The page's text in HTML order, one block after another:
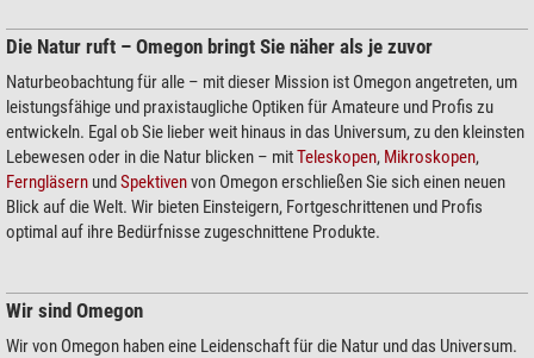
Die Natur ruft – Omegon bringt Sie näher als je zuvor
Naturbeobachtung für alle – mit dieser Mission ist Omegon angetreten, um
leistungsfähige und praxistaugliche Optiken für Amateure und Profis zu
entwickeln. Egal ob Sie lieber weit hinaus in das Universum, zu den kleinsten
Lebewesen oder in die Natur blicken – mitTeleskopen, Mikroskopen,
Ferngläsern undSpektivenvon Omegon erschließen Sie sich einen neuen
Blick auf die Welt. Wir bieten Einsteigern, Fortgeschrittenen und Profis
optimal auf ihre Bedürfnisse zugeschnittene Produkte.
Wir sind Omegon
Wir von Omegon haben eine Leidenschaft für die Natur und das Universum.